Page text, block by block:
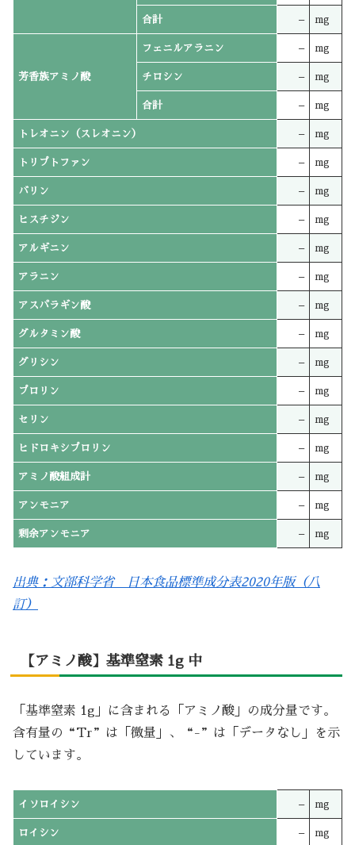
合計 – mg
芳香族アミノ酸
フェニルアラニン – mg
チロシン – mg
合計 – mg
トレオニン（スレオニン） – mg
トリプトファン – mg
バリン – mg
ヒスチジン – mg
アルギニン – mg
アラニン – mg
アスパラギン酸 – mg
グルタミン酸 – mg
グリシン – mg
プロリン – mg
セリン – mg
ヒドロキシプロリン – mg
アミノ酸組成計 – mg
アンモニア – mg
剰余アンモニア – mg
出典：文部科学省 日本食品標準成分表2020年版（八
訂）
【アミノ酸】基準窒素 1g 中
「基準窒素 1g」に含まれる「アミノ酸」の成分量です。
含有量の“Tr”は「微量」、“-”は「データなし」を示
しています。
イソロイシン – mg
ロイシン – mg